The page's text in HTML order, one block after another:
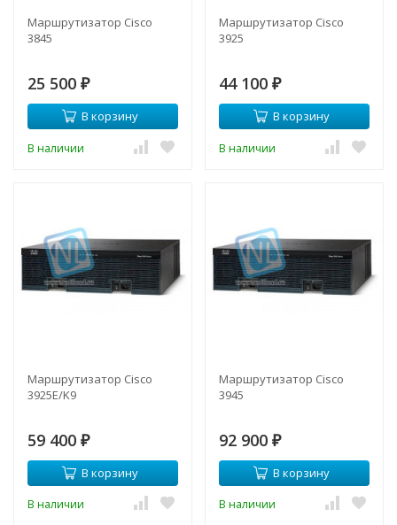
Маршрутизатор Cisco
3845
25 500 ₽
В корзину
В наличии
Маршрутизатор Cisco
3925
44 100 ₽
В корзину
В наличии
Маршрутизатор Cisco
3925E/K9
59 400 ₽
В корзину
В наличии
Маршрутизатор Cisco
3945
92 900 ₽
В корзину
В наличии